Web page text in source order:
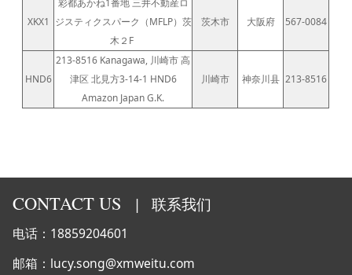
XKX1
彩都あかね1番地 三井不動産ロ
ジスティクスパーク（MFLP）茨
木２F
茨木市 大阪府 567-0084
HND6
213-8516 Kanagawa, 川崎市 高
津区 北見方3-14-1 HND6
Amazon Japan G.K.
川崎市 神奈川县 213-8516
CONTACT US | 联系我们
电话：18859204601
邮箱：lucy.song@xmweitu.com